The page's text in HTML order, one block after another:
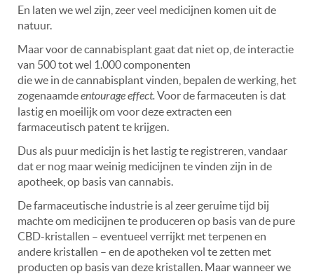
En laten we wel zijn, zeer veel medicijnen komen uit de
natuur.
Maar voor de cannabisplant gaat dat niet op, de interactie
van 500 tot wel 1.000 componenten
die we in de cannabisplant vinden, bepalen de werking, het
zogenaamdeentourage effect.Voor de farmaceuten is dat
lastig en moeilijk om voor deze extracten een
farmaceutisch patent te krijgen.
Dus als puur medicijn is het lastig te registreren, vandaar
dat er nog maar weinig medicijnen te vinden zijn in de
apotheek, op basis van cannabis.
De farmaceutische industrie is al zeer geruime tijd bij
machte om medicijnen te produceren op basis van de pure
CBD-kristallen – eventueel verrijkt met terpenen en
andere kristallen – en de apotheken vol te zetten met
producten op basis van deze kristallen. Maar wanneer we